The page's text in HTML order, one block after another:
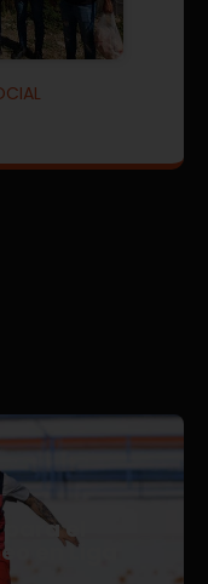
el
en Liga